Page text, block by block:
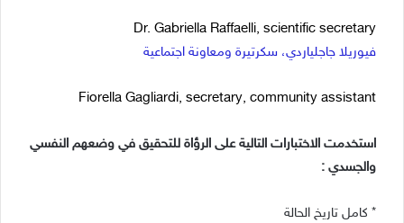
Dr. Gabriella Raffaelli, scientific secretary
فيوريلا جاجلياردي، سكرتيرة ومعاونة اجتماعية
Fiorella Gagliardi, secretary, community assistant
استخدمت الاختبارات التالية على الرؤاة للتحقيق في وضعهم النفسي
والجسدي :
* كامل تاريخ الحالة